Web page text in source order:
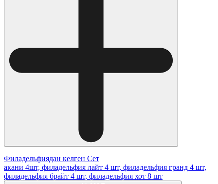
Филадельфиядан келген Сет
акани 4шт, филадельфия лайт 4 шт, филадельфия гранд 4 шт,
филадельфия брайт 4 шт, филадельфия хот 8 шт